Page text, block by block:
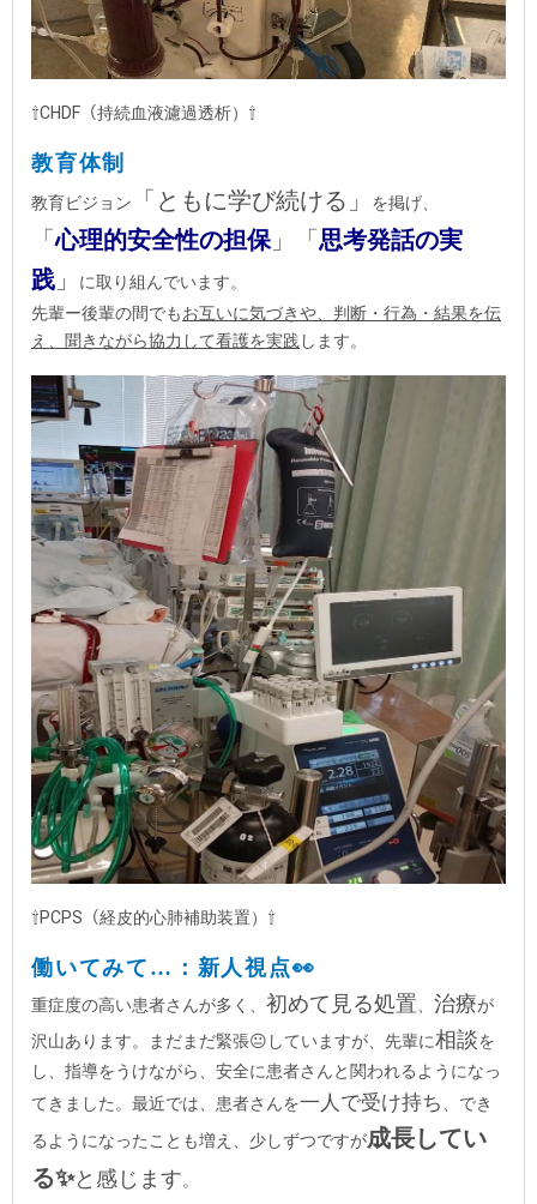
⇧CHDF（持続血液濾過透析）⇧
教育体制
教育ビジョン 「ともに学び続ける」 を掲げ、
「心理的安全性の担保」 「 思考発話の実
践 」
に取り組んでいます。
先輩ー後輩の間でもお互いに気づきや、判断・行為・結果を伝
え、聞きながら協力して看護を実践 します。
⇧PCPS（経皮的心肺補助装置）⇧
働いてみて…：新人視点👀
重症度の高い患者さんが多く、 初めて見る処置 治療が
沢山あります。まだまだ緊張😐していますが、先輩に相談を
し、指導をうけながら、安全に患者さんと関われるようになっ
てきました。最近では、患者さんを一人で受け持ち
、でき
るようになったことも増え、少しずつですが成長してい
る✨と感じます。